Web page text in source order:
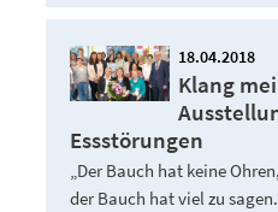
18.04.2018
Klang
Essstörungen
„Der Bauch hat keine
der Bauch hat viel zu